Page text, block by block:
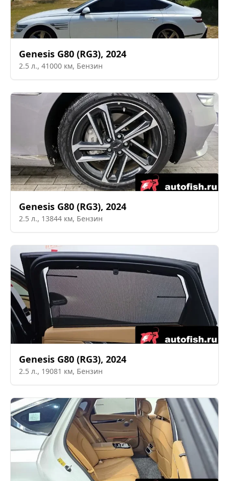
Genesis G80 (RG3), 2024
2.5 л., 41000 км, Бензин
Genesis G80 (RG3), 2024
2.5 л., 13844 км, Бензин
Genesis G80 (RG3), 2024
2.5 л., 19081 км, Бензин